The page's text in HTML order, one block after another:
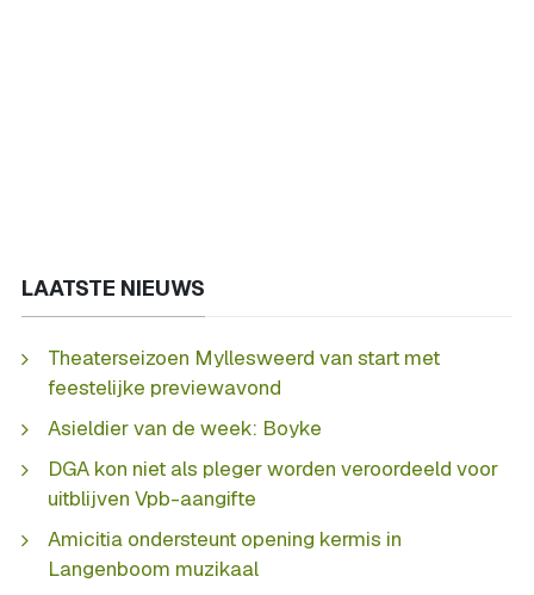
LAATSTE NIEUWS
Theaterseizoen Myllesweerd van start met
feestelijke previewavond
Asieldier van de week: Boyke
DGA kon niet als pleger worden veroordeeld voor
uitblijven Vpb-aangifte
Amicitia ondersteunt opening kermis in
Langenboom muzikaal